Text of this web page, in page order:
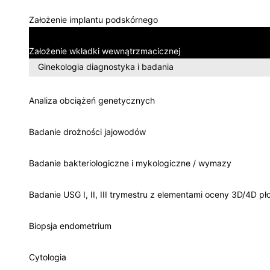
Założenie implantu podskórnego
Założenie wkładki wewnątrzmacicznej
Ginekologia diagnostyka i badania
Analiza obciążeń genetycznych
Badanie drożności jajowodów
Badanie bakteriologiczne i mykologiczne / wymazy
Badanie USG I, II, III trymestru z elementami oceny 3D/4D
Biopsja endometrium
Cytologia